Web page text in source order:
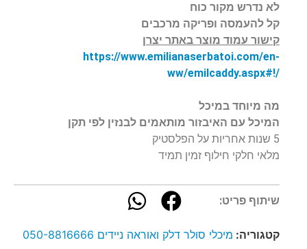
לא נדרש מקור כוח
קל להעמסה ופריקה מרכבים
קישור עמוד מוצר באתר יצרן
https://www.emilianaserbatoi.com/en-
ww/emilcaddy.aspx#!/
מה מיוחד במיכל
המיכל עם האיבזור מותאמים לבנזין לפי תקן
5 שנות אחריות על הפלסטיק
מלאי חלקי חילוף זמין תמיד
שיתוף פריט:
קטגוריה: מיכלי סולר דלק ואוראה ניידים 050-8816666